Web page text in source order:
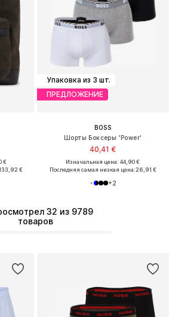
€
€
Упаковка из 3 шт.
ПРЕДЛОЖЕНИЕ
BOSS
Шорты Боксеры 'Power'
40,41 €
Изначальная цена: 44,90 €
Последняя самая низкая цена:26,91 €
+2
32 из 9789
товаров